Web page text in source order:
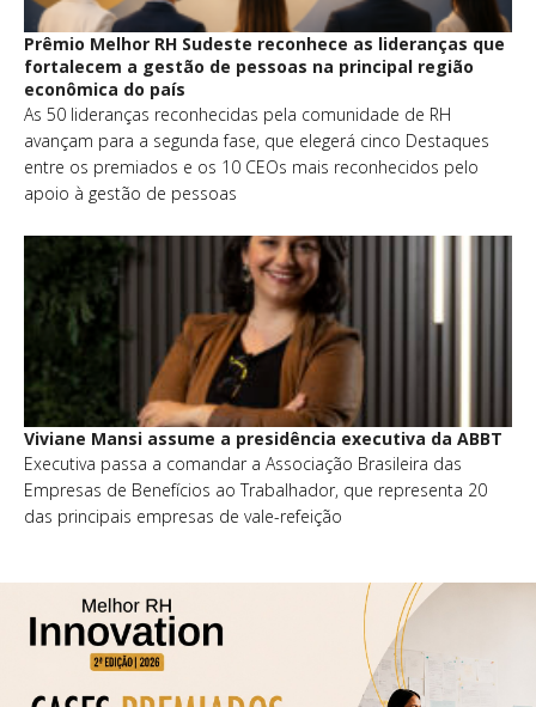
Prêmio Melhor RH Sudeste reconhece as lideranças que
fortalecem a gestão de pessoas na principal região
econômica do país
As 50 lideranças reconhecidas pela comunidade de RH
avançam para a segunda fase, que elegerá cinco Destaques
entre os premiados e os 10 CEOs mais reconhecidos pelo
apoio à gestão de pessoas
Viviane Mansi assume a presidência executiva da ABBT
Executiva passa a comandar a Associação Brasileira das
Empresas de Benefícios ao Trabalhador, que representa 20
das principais empresas de vale-refeição